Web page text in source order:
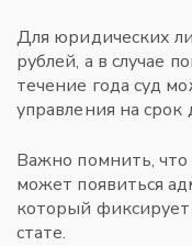
Для юридических
рублей, а в случае
течение года суд
управления на срок
Важно помнить,
может появиться
который
стате.